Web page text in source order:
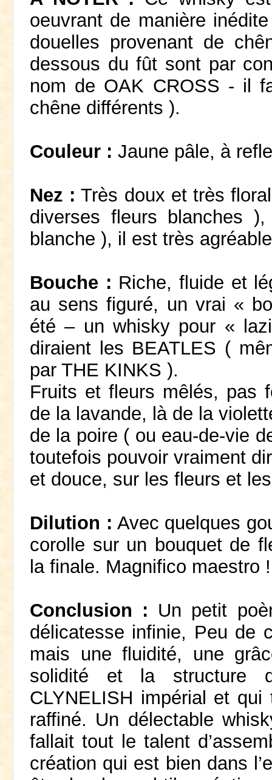
oeuvrant de manière
douelles provenant de
dessous du fût sont par
nom de OAK CROSS - il
chêne différents ).
Couleur : Jaune pâle, à
Nez : Très doux et très
diverses fleurs blanches
blanche ), il est très
Bouche : Riche, fluide et
au sens figuré, un vrai «
été – un whisky pour «
diraient les BEATLES (
par THE KINKS ).
Fruits et fleurs mêlés, pas
de la lavande, là de la
de la poire ( ou eau-de-vie
toutefois pouvoir vraiment
et douce, sur les fleurs et
Dilution : Avec quelques
corolle sur un bouquet de
la finale. Magnifico maestro !
Conclusion : Un petit
délicatesse infinie, Peu de
mais une fluidité, une
solidité et la structure
CLYNELISH impérial et
raffiné. Un délectable
fallait tout le talent
création qui est bien dans